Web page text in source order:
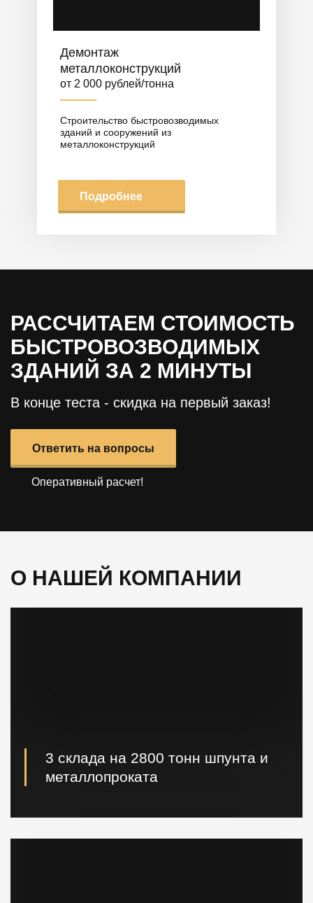
Демонтаж
металлоконструкций
от 2 000 рублей/тонна
Строительство быстровозводимых
зданий и сооружений из
металлоконструкций
Подробнее
РАССЧИТАЕМ СТОИМОСТЬ
БЫСТРОВОЗВОДИМЫХ
ЗДАНИЙ ЗА 2 МИНУТЫ
В конце теста - скидка на первый заказ!
Ответить на вопросы
Оперативный расчет!
О НАШЕЙ КОМПАНИИ
3 склада на 2800 тонн шпунта и
металлопроката